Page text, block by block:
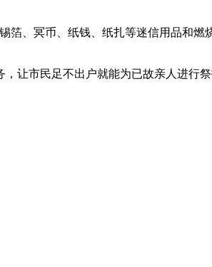
箔、冥币、纸钱、纸扎等迷信用品和
让市民足不出户就能为已故亲人进行